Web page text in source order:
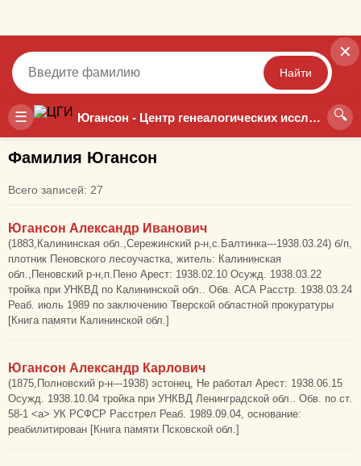
☰ Югансон - Центр генеалогических исследований 🔍
✕
Найти
Точный Неточный
Фамилия Югансон
Всего записей: 27
Югансон Александр Иванович
(1883,Калининская обл.,Сережинский р-н,с.Балтинка---1938.03.24) б/п,
плотник Пеновского лесоучастка, житель: Калининская
обл.,Пеновский р-н,п.Пено Арест: 1938.02.10 Осужд. 1938.03.22
тройка при УНКВД по Калининской обл.. Обв. АСА Расстр. 1938.03.24
Реаб. июль 1989 по заключению Тверской областной прокуратуры
[Книга памяти Калининской обл.]
Югансон Александр Карлович
(1875,Полновский р-н---1938) эстонец, Не работал Арест: 1938.06.15
Осужд. 1938.10.04 тройка при УНКВД Ленинградской обл.. Обв. по ст.
58-1 <а> УК РСФСР Расстрел Реаб. 1989.09.04, основание:
реабилитирован [Книга памяти Псковской обл.]